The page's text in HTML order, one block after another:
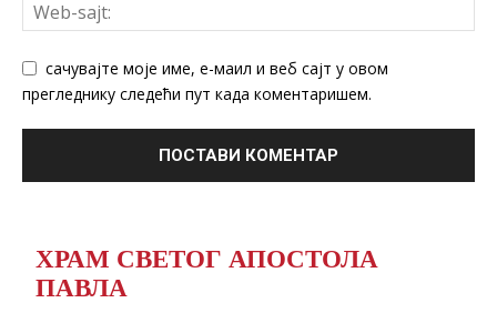
сачувајте моје име, е-маил и веб сајт у овом
прегледнику следећи пут када коментаришем.
ХРАМ СВЕТОГ АПОСТОЛА
ПАВЛА